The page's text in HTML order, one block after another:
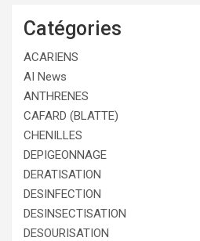
Catégories
ACARIENS
AI News
ANTHRENES
CAFARD (BLATTE)
CHENILLES
DEPIGEONNAGE
DERATISATION
DESINFECTION
DESINSECTISATION
DESOURISATION